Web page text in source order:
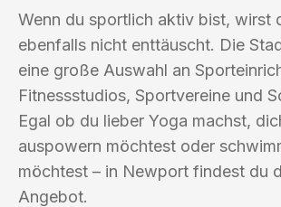
Wenn du sportlich aktiv bist, wirst
ebenfalls nicht enttäuscht. Die
eine große Auswahl an
Fitnessstudios, Sportvereine und
Egal ob du lieber Yoga machst,
auspowern möchtest oder
möchtest – in Newport findest du
Angebot.